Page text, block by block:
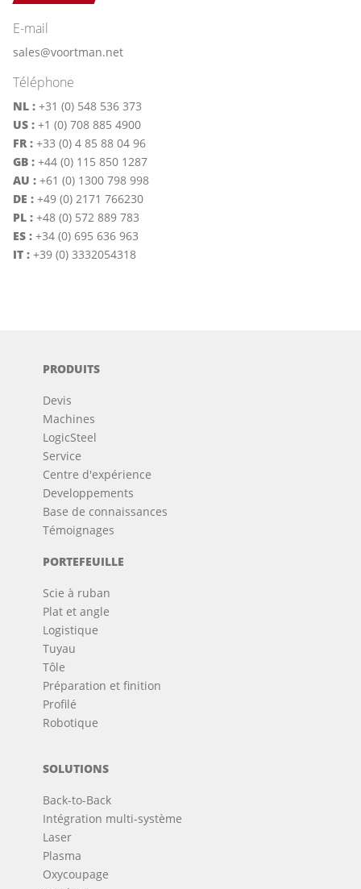
E-mail
sales@voortman.net
Téléphone
NL : +31 (0) 548 536 373
US : +1 (0) 708 885 4900
FR : +33 (0) 4 85 88 04 96
GB : +44 (0) 115 850 1287
AU : +61 (0) 1300 798 998
DE : +49 (0) 2171 766230
PL : +48 (0) 572 889 783
ES : +34 (0) 695 636 963
IT : +39 (0) 3332054318
PRODUITS
Devis
Machines
LogicSteel
Service
Centre d'expérience
Developpements
Base de connaissances
Témoignages
PORTEFEUILLE
Scie à ruban
Plat et angle
Logistique
Tuyau
Tôle
Préparation et finition
Profilé
Robotique
SOLUTIONS
Back-to-Back
Intégration multi-système
Laser
Plasma
Oxycoupage